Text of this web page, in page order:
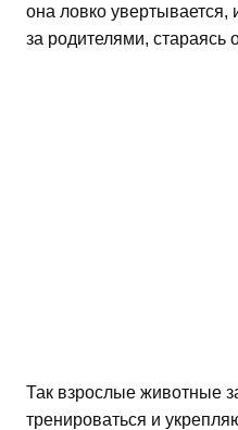
она ловко увертывается,
за родителями, стараясь
Так взрослые животные
тренироваться и